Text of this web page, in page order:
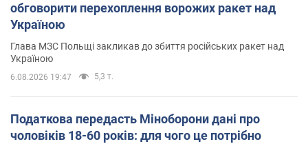
обговорити перехоплення ворожих ракет над
Україною
Глава МЗС Польщі закликав до збиття російських ракет над
Україною
6.08.2026 19:47 5,3 т.
Податкова передасть Міноборони дані про
чоловіків 18-60 років: для чого це потрібно